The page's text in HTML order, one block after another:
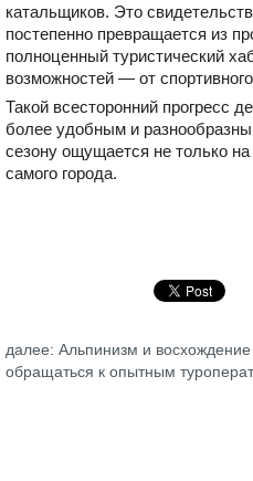
катальщиков. Это
постепенно превращается из
полноценный туристический
возможностей — от
Такой всесторонний прогресс
более удобным и
сезону ощущается не только
самого города.
далее: Альпинизм и
обращаться к опытным